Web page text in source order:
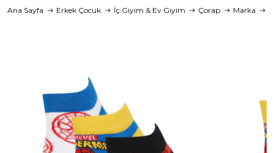
Ana Sayfa Erkek Çocuk İç Giyim & Ev Giyim Çorap Marka